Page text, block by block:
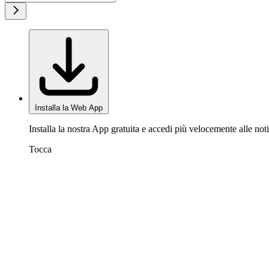
Installa la Web App
Installa la nostra App gratuita e accedi più velocemente alle
Tocca